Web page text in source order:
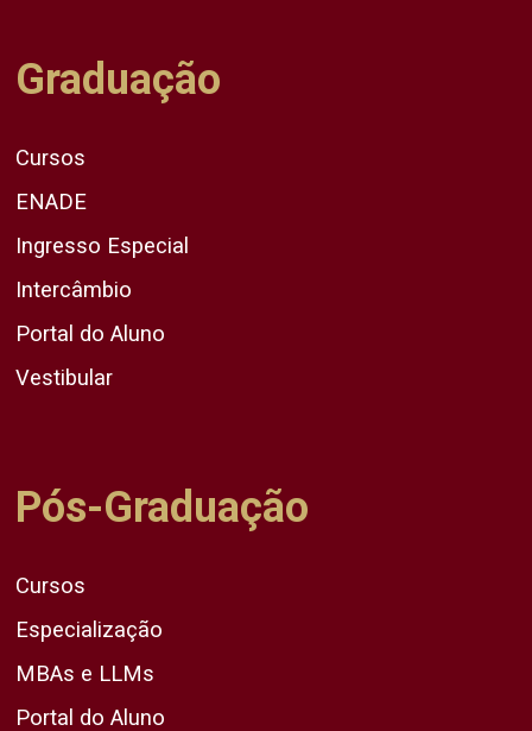
Graduação
Cursos
ENADE
Ingresso Especial
Intercâmbio
Portal do Aluno
Vestibular
Pós-Graduação
Cursos
Especialização
MBAs e LLMs
Portal do Aluno